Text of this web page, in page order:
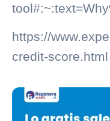
https://
credit-score.html